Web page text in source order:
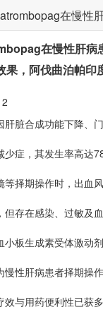
在慢性肝病
果，阿伐曲泊帕印
脏合成功能下降、
少症，其发生率高达
等择期操作时，出血
存在感染、过敏及
小板生成素受体激动
性肝病患者择期操
与用药便利性已获